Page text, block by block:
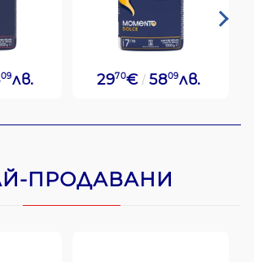
09лв. 2970€ 5809лв.
ПРОДАВАНИ